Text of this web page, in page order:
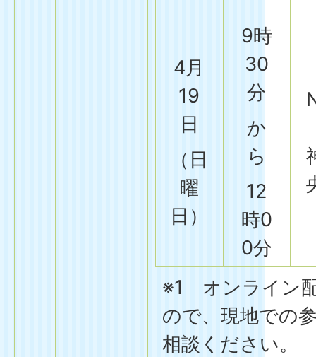
4月
19
日
（日
曜
日）
9時
30
分
か
ら
12
時0
0分
※1 オンライン
ので、現地での
相談ください。